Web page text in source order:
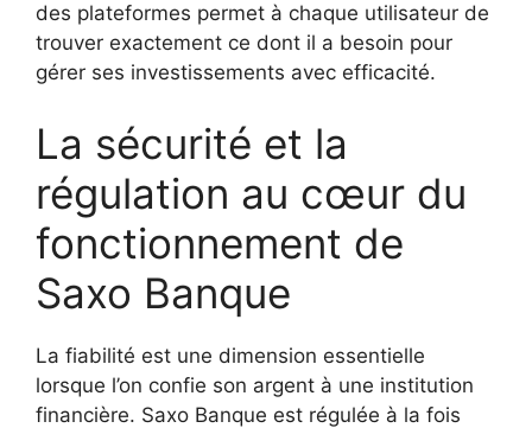
des plateformes permet à chaque utilisateur de
trouver exactement ce dont il a besoin pour
gérer ses investissements avec efficacité.
La sécurité et la
régulation au cœur du
fonctionnement de
Saxo Banque
La fiabilité est une dimension essentielle
lorsque l’on confie son argent à une institution
financière. Saxo Banque est régulée à la fois